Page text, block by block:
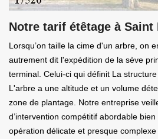
Notre tarif étêtage à
Lorsqu’on taille la cime d'un arbre, on
autrement dit l'expédition de la sève
terminal. Celui-ci qui définit La
L'arbre a une altitude et un volume
zone de plantage. Notre entreprise
d’intervention compétitif abordable
opération délicate et presque